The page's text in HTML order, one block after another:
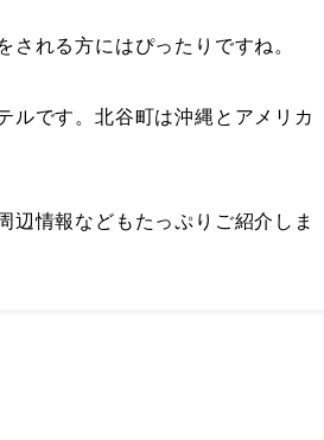
れる方にはぴったりですね。
ルです。北谷町は沖縄とアメリカ
辺情報などもたっぷりご紹介しま